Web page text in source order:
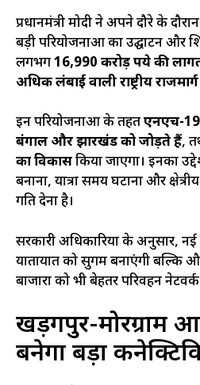
प्रधानमंत्री मोदी ने अपने दौरे के
बड़ी परियोजनाओं का उद्घाटन और
लगभग16,990 करोड़ रुपये की
अधिक लंबाई वाली राष्ट्रीय
इन परियोजनाओं के तहतएनएच-
बंगाल और झारखंड को जोड़ते हैं,
का विकासकिया जाएगा। इनका
बनाना, यात्रा समय घटाना और
गति देना है।
सरकारी अधिकारियों के अनुसार,
यातायात को सुगम बनाएंगी बल्कि
बाजारों को भी बेहतर परिवहन
खड़गपुर-मोरग्राम
बनेगा बड़ा